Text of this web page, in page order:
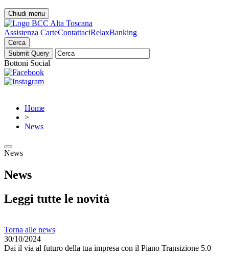
Chiudi menu
Assistenza CarteContattaciRelaxBanking
Cerca
Bottoni Social
Home
>
News
News
News
Leggi tutte le novità
Torna alle news
30/10/2024
Dai il via al futuro della tua impresa con il Piano Transizione 5.0